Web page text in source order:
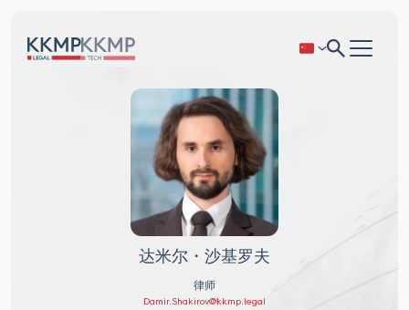
达米尔・沙基罗夫
律师
Damir.Shakirov@kkmp.legal